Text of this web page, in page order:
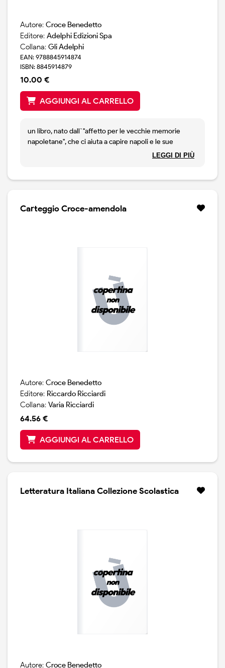
Autore: Croce Benedetto
Editore: Adelphi Edizioni Spa
Collana: Gli Adelphi
EAN: 9788845914874
ISBN: 8845914879
10.00 €
AGGIUNGI AL CARRELLO
un libro, nato dall`"affetto per le vecchie memorie
napoletane", che ci aiuta a capire napoli e le sue
LEGGI DI PIÙ
Carteggio Croce-amendola
Autore: Croce Benedetto
Editore: Riccardo Ricciardi
Collana: Varia Ricciardi
64.56 €
AGGIUNGI AL CARRELLO
Letteratura Italiana Collezione Scolastica
Autore: Croce Benedetto